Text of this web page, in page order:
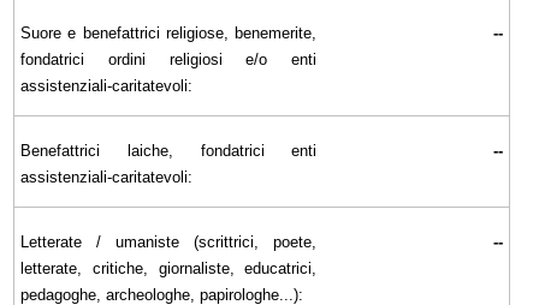
Suore e benefattrici religiose, benemerite,
fondatrici ordini religiosi e/o enti
assistenziali-caritatevoli:
--
Benefattrici laiche, fondatrici enti
assistenziali-caritatevoli:
--
Letterate / umaniste (scrittrici, poete,
letterate, critiche, giornaliste, educatrici,
pedagoghe, archeologhe, papirologhe...):
--